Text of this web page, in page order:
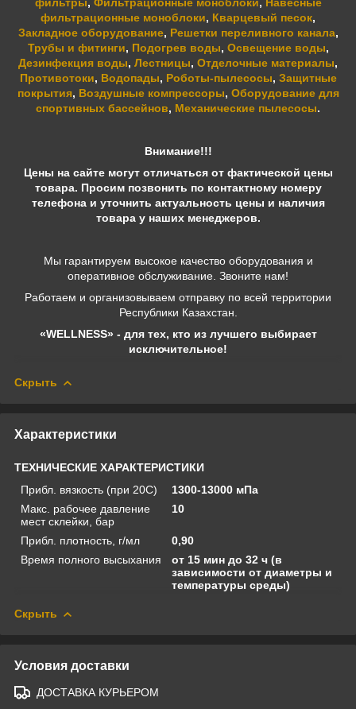
фильтрационные моноблоки, Кварцевый песок,
Закладное оборудование, Решетки переливного канала,
Трубы и фитинги, Подогрев воды, Освещение воды,
Дезинфекция воды, Лестницы, Отделочные материалы,
Противотоки, Водопады, Роботы-пылесосы, Защитные
покрытия, Воздушные компрессоры, Оборудование для
спортивных бассейнов, Механические пылесосы.
Внимание!!!
Цены на сайте могут отличаться от фактической цены
товара. Просим позвонить по контактному номеру
телефона и уточнить актуальность цены и наличия
товара у наших менеджеров.
Мы гарантируем высокое качество оборудования и
оперативное обслуживание. Звоните нам!
Работаем и организовываем отправку по всей территории
Республики Казахстан.
«WELLNESS» - для тех, кто из лучшего выбирает
исключительное!
Скрыть
Характеристики
ТЕХНИЧЕСКИЕ ХАРАКТЕРИСТИКИ
Прибл. вязкость (при 20С)
1300-13000 мПа
Макс. рабочее давление
мест склейки, бар
10
Прибл. плотность, г/мл
0,90
Время полного высыхания
от 15 мин до 32 ч (в
зависимости от диаметры и
температуры среды)
Скрыть
Условия доставки
ДОСТАВКА КУРЬЕРОМ